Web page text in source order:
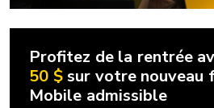
Profitez de la rentrée
50 $sur votre nouveau
Mobile admissible